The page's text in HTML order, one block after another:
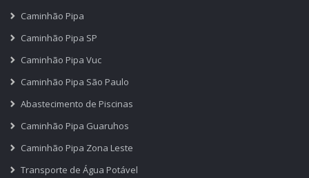
Caminhão Pipa
Caminhão Pipa SP
Caminhão Pipa Vuc
Caminhão Pipa São Paulo
Abastecimento de Piscinas
Caminhão Pipa Guaruhos
Caminhão Pipa Zona Leste
Transporte de Água Potável